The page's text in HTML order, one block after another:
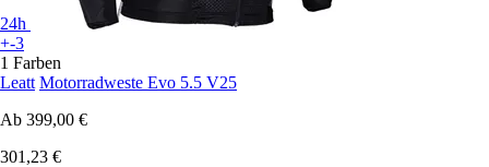
24h
+-3
1 Farben
Leatt Motorradweste Evo 5.5 V25
Ab 399,00 €
301,23 €